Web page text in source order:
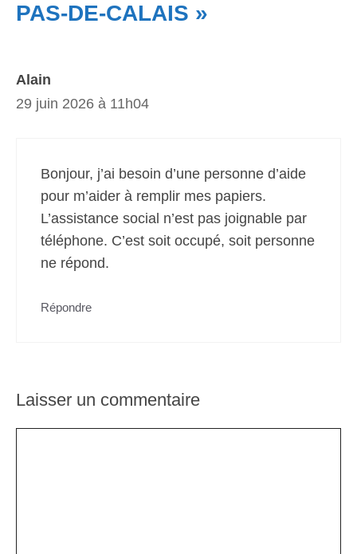
PAS-DE-CALAIS »
Alain
29 juin 2026 à 11h04
Bonjour, j’ai besoin d’une personne d’aide
pour m’aider à remplir mes papiers.
L’assistance social n’est pas joignable par
téléphone. C’est soit occupé, soit personne
ne répond.
Répondre
Laisser un commentaire